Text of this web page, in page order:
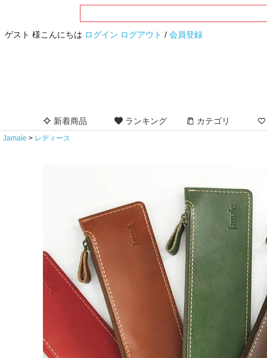
ゲスト 様こんにちは ログイン ログアウト / 会員登録
新着商品 ランキング カテゴリ
Jamale レディース